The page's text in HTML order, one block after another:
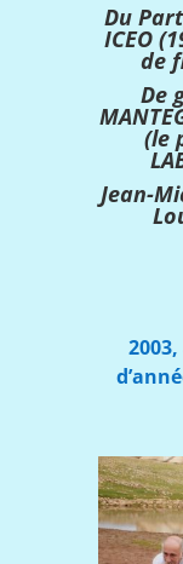
Du
ICEO
de
De
(le
Jean-